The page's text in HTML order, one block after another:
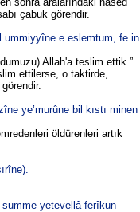
çabuk görendir.
ummiyyîne e eslemtum, fe in
Allah'a teslim ettik.”
ettilerse, o taktirde,
ye’murûne bil kıstı minen
öldürenleri artık
yetevellâ ferîkun